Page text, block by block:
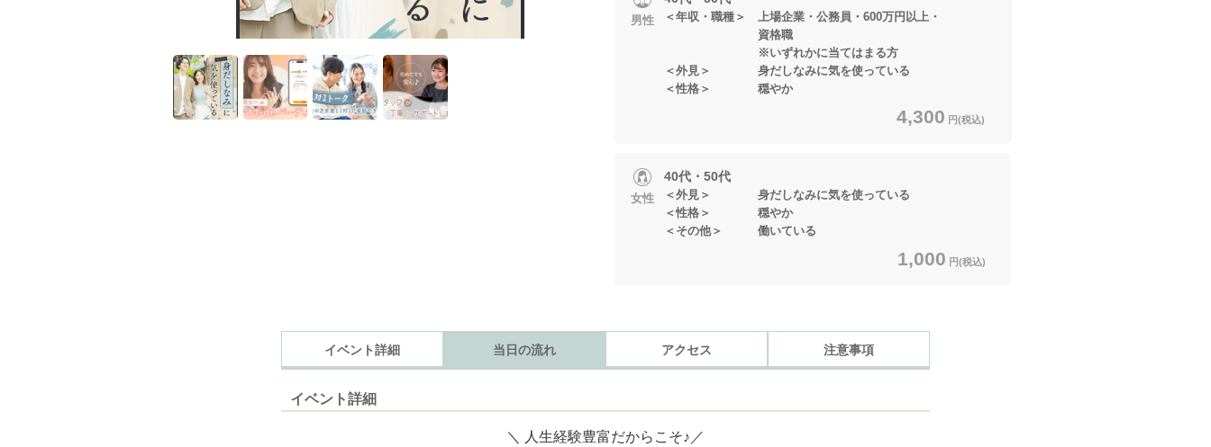
男性
＜年収・職種＞ 上場企業・公務員・600万円以上・
資格職
※いずれかに当てはまる方
＜外見＞ 身だしなみに気を使っている
＜性格＞ 穏やか
4,300 円(税込)
女性
40代・50代
＜外見＞ 身だしなみに気を使っている
＜性格＞ 穏やか
＜その他＞ 働いている
1,000 円(税込)
イベント詳細 当日の流れ アクセス 注意事項
イベント詳細
＼ 人生経験豊富だからこそ♪ ／